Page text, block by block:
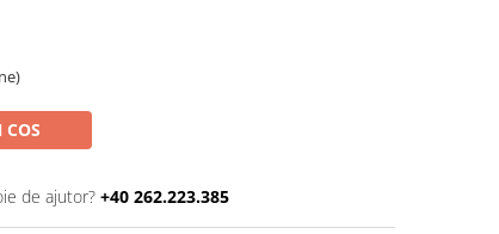
de ajutor? +40 262.223.385